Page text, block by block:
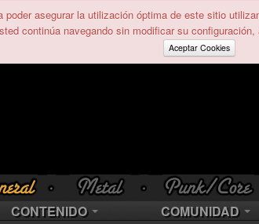
poder asegurar la utilización óptima de este sitio
continúa navegando sin modificar su configuración,
Aceptar Cookies
CONTENIDO COMUNIDAD